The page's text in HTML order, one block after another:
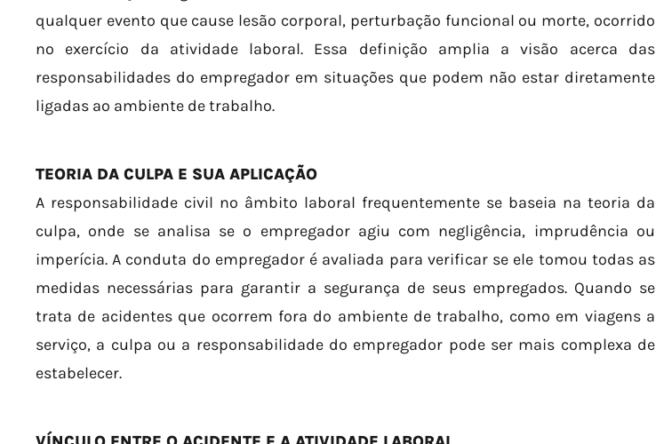
qualquer evento que cause lesão corporal, perturbação funcional ou morte, ocorrido
no exercício da atividade laboral. Essa definição amplia a visão acerca das
responsabilidades do empregador em situações que podem não estar diretamente
ligadas ao ambiente de trabalho.
TEORIA DA CULPA E SUA APLICAÇÃO
A responsabilidade civil no âmbito laboral frequentemente se baseia na teoria da
culpa, onde se analisa se o empregador agiu com negligência, imprudência ou
imperícia. A conduta do empregador é avaliada para verificar se ele tomou todas as
medidas necessárias para garantir a segurança de seus empregados. Quando se
trata de acidentes que ocorrem fora do ambiente de trabalho, como em viagens a
serviço, a culpa ou a responsabilidade do empregador pode ser mais complexa de
estabelecer.